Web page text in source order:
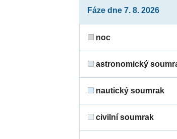
Fáze dne 7. 8. 2026
noc
astronomický
nautický soumrak
civilní soumrak